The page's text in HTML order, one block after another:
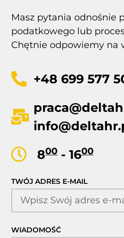
Masz pytania odnośnie
podatkowego lub
Chętnie odpowiemy na
+48 699 577
800- 1600
TWÓJ ADRES E-MAIL
WIADOMOŚĆ